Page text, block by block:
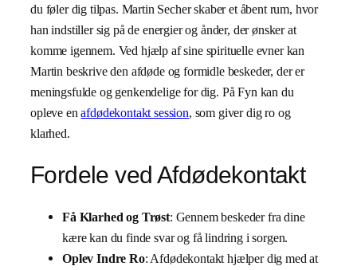
du føler dig tilpas. Martin Secher skaber et åbent rum, hvor
han indstiller sig på de energier og ånder, der ønsker at
komme igennem. Ved hjælp af sine spirituelle evner kan
Martin beskrive den afdøde og formidle beskeder, der er
meningsfulde og genkendelige for dig. På Fyn kan du
opleve enafdødekontakt session, som giver dig ro og
klarhed.
Fordele ved Afdødekontakt
Få Klarhed og Trøst: Gennem beskeder fra dine
kære kan du finde svar og få lindring i sorgen.
Oplev Indre Ro: Afdødekontakt hjælper dig med at